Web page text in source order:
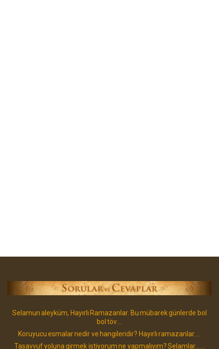
Selamun aleyküm, Hayırlı Ramazanlar. Bu mübarek günlerde bol
bol töv ...
Koruyucu esmalar nedir ve hangileridir? Hayırlı ramazanlar. ...
Tasavvuf yoluna girmek istiyorum ne yapmalıyım? Selamlar... ...